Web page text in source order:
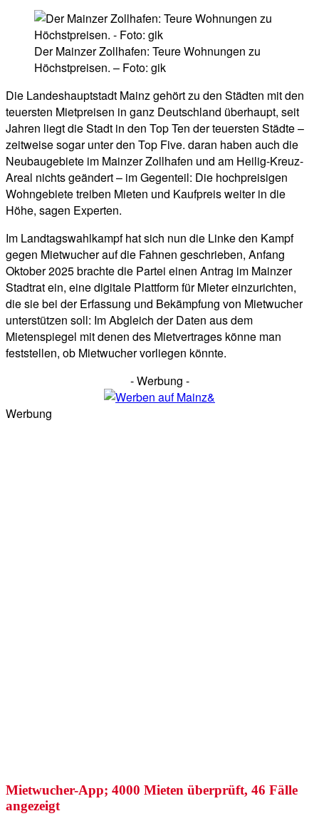
Der Mainzer Zollhafen: Teure Wohnungen zu
Höchstpreisen. – Foto: gik
Die Landeshauptstadt Mainz gehört zu den Städten mit den
teuersten Mietpreisen in ganz Deutschland überhaupt, seit
Jahren liegt die Stadt in den Top Ten der teuersten Städte –
zeitweise sogar unter den Top Five. daran haben auch die
Neubaugebiete im Mainzer Zollhafen und am Heilig-Kreuz-
Areal nichts geändert – im Gegenteil: Die hochpreisigen
Wohngebiete treiben Mieten und Kaufpreis weiter in die
Höhe, sagen Experten.
Im Landtagswahlkampf hat sich nun die Linke den Kampf
gegen Mietwucher auf die Fahnen geschrieben, Anfang
Oktober 2025 brachte die Partei einen Antrag im Mainzer
Stadtrat ein, eine digitale Plattform für Mieter einzurichten,
die sie bei der Erfassung und Bekämpfung von Mietwucher
unterstützen soll: Im Abgleich der Daten aus dem
Mietenspiegel mit denen des Mietvertrages könne man
feststellen, ob Mietwucher vorliegen könnte.
- Werbung -
Werbung
Mietwucher-App; 4000 Mieten überprüft, 46 Fälle
angezeigt